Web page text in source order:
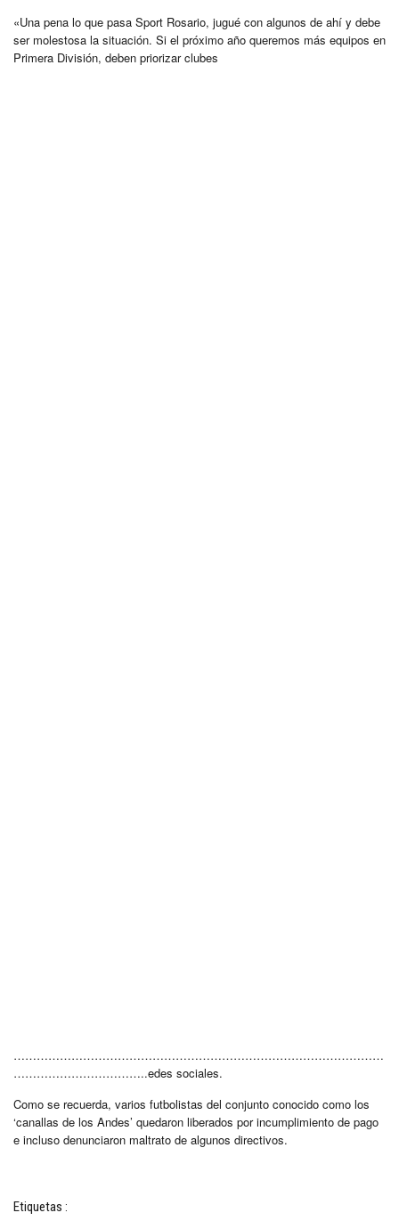
«Una pena lo que pasa Sport Rosario, jugué con algunos de ahí y debe
ser molestosa la situación. Si el próximo año queremos más equipos en
Primera División, deben priorizar clubes
……………………………………………………………………………………
……………………………..edes sociales.
Como se recuerda, varios futbolistas del conjunto conocido como los
‘canallas de los Andes’ quedaron liberados por incumplimiento de pago
e incluso denunciaron maltrato de algunos directivos.
Etiquetas :